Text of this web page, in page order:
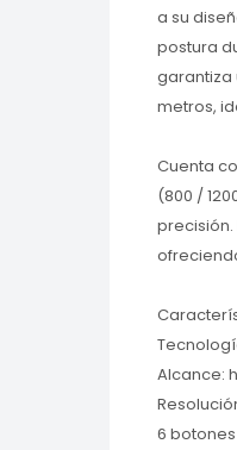
a su
postura
garantiza
metros,
Cuenta
(800 /
Alcance:
6